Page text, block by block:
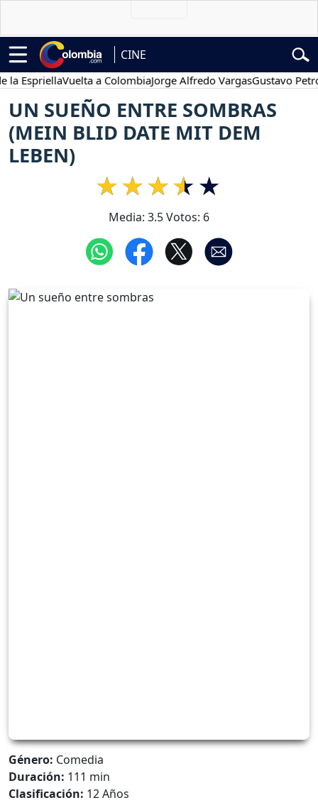
CINE
Vuelta a ColombiaJorge Alfredo VargasGustavo Petro
UN SUEÑO ENTRE SOMBRAS
(MEIN BLID DATE MIT DEM
LEBEN)
Media: 3.5Votos: 6
Género: Comedia
Duración: 111 min
Clasificación: 12 Años